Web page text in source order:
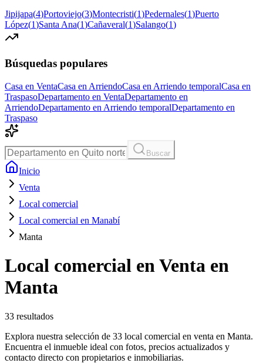
Jipijapa(4)Portoviejo(3)Montecristi(1)Pedernales(1)Puerto
López(1)Santa Ana(1)Cañaveral(1)Salango(1)
Búsquedas populares
Casa en VentaCasa en ArriendoCasa en Arriendo temporalCasa en
TraspasoDepartamento en VentaDepartamento en
ArriendoDepartamento en Arriendo temporalDepartamento en
Traspaso
Buscar
Inicio
Venta
Local comercial
Local comercial en Manabí
Manta
Local comercial en Venta en
Manta
33 resultados
Explora nuestra selección de 33 local comercial en venta en Manta.
Encuentra el inmueble ideal con fotos, precios actualizados y
contacto directo con propietarios e inmobiliarias.